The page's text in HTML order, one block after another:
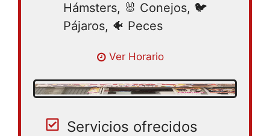
Hámsters, 🐰 Conejos, 🐦
Pájaros, 🐠 Peces
Lunes 08:00 – 21:00 | Martes 08:00 –
08:00 – 21:00 | Viernes 08:00 – 21:00 |
Sabado 08:00 – 21:00 | Domingo 08:00 –
Ver Horario
Servicios ofrecidos